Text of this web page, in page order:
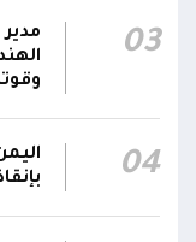
قرارات
ناصر
الرئاسي
03
04